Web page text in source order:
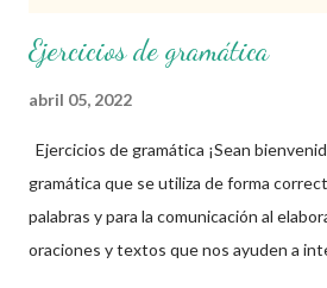
Ejercicios de gramática
abril 05, 2022
Ejercicios de gramática ¡Sean
gramática que se utiliza de forma
palabras y para la comunicación al
oraciones y textos que nos ayuden a